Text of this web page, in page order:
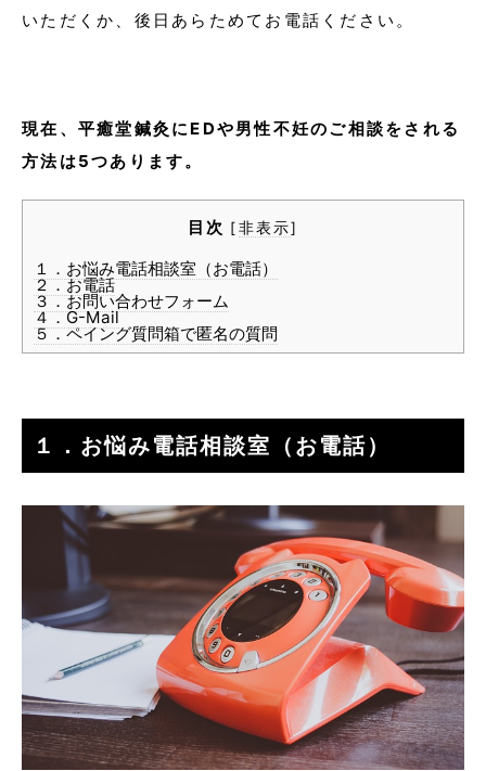
いただくか、後日あらためてお電話ください。
現在、平癒堂鍼灸にEDや男性不妊のご相談をされる
方法は5つあります。
目次 [非表示]
１．お悩み電話相談室（お電話）
２．お電話
３．お問い合わせフォーム
４．G-Mail
５．ペイング質問箱で匿名の質問
１．お悩み電話相談室（お電話）